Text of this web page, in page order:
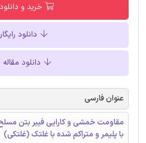
خرید و
دانلود
دانلود
عنوان فارسی
مقاومت خمشی و کارایی فیبر بتن
با پلیمر و متراکم شده با غلتک (غلتکی)